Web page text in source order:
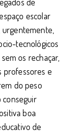
escolar
tecnológicos
os rechaçar,
professores e
do peso
conseguir
boa
de